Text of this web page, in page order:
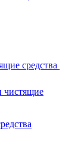
средства
чистящие